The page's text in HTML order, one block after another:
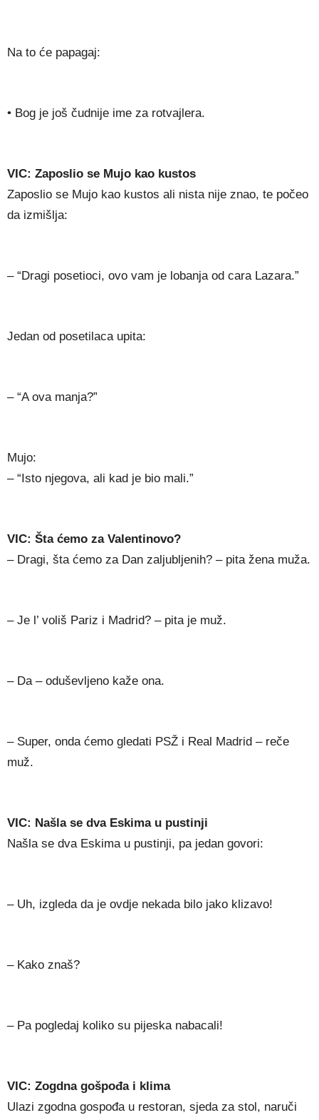
Na to će papagaj:
• Bog je još čudnije ime za rotvajlera.
VIC: Zaposlio se Mujo kao kustos
Zaposlio se Mujo kao kustos ali nista nije znao, te počeo
da izmišlja:
– “Dragi posetioci, ovo vam je lobanja od cara Lazara.”
Jedan od posetilaca upita:
– “A ova manja?”
Mujo:
– “Isto njegova, ali kad je bio mali.”
VIC: Šta ćemo za Valentinovo?
– Dragi, šta ćemo za Dan zaljubljenih? – pita žena muža.
– Je l’ voliš Pariz i Madrid? – pita je muž.
– Da – oduševljeno kaže ona.
– Super, onda ćemo gledati PSŽ i Real Madrid – reče
muž.
VIC: Našla se dva Eskima u pustinji
Našla se dva Eskima u pustinji, pa jedan govori:
– Uh, izgleda da je ovdje nekada bilo jako klizavo!
– Kako znaš?
– Pa pogledaj koliko su pijeska nabacali!
VIC: Zogdna gošpođa i klima
Ulazi zgodna gospođa u restoran, sjeda za stol, naruči